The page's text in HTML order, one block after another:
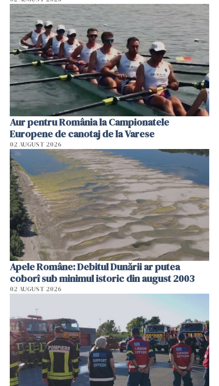
Aur pentru România la Campionatele
Europene de canotaj de la Varese
02 AUGUST 2026
Apele Române: Debitul Dunării ar putea
coborî sub minimul istoric din august 2003
02 AUGUST 2026